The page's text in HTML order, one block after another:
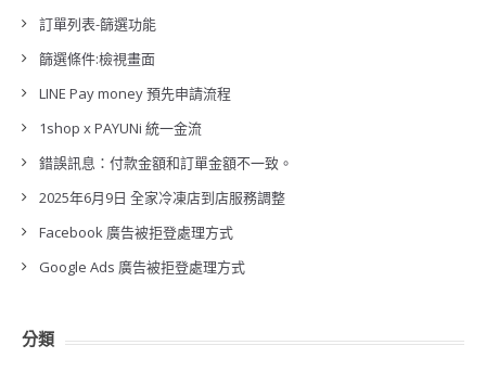
訂單列表-篩選功能
篩選條件:檢視畫面
LINE Pay money 預先申請流程
1shop x PAYUNi 統一金流
錯誤訊息：付款金額和訂單金額不一致。
2025年6月9日 全家冷凍店到店服務調整
Facebook 廣告被拒登處理方式
Google Ads 廣告被拒登處理方式
分類